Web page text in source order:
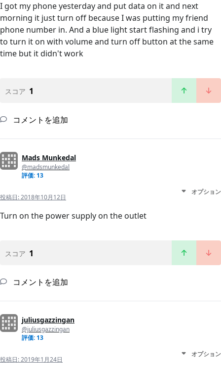
I got my phone yesterday and put data on it and next
morning it just turn off because I was putting my friend
phone number in. And a blue light start flashing and i try
to turn it on with volume and turn off button at the same
time but it didn't work
スコア 1
コメントを追加
Mads Munkedal
@madsmunkedal
評価: 13
投稿日:2018年10月12日
オプション
Turn on the power supply on the outlet
スコア 1
コメントを追加
juliusgazzingan
@juliusgazzingan
評価: 13
投稿日:2019年1月24日
オプション